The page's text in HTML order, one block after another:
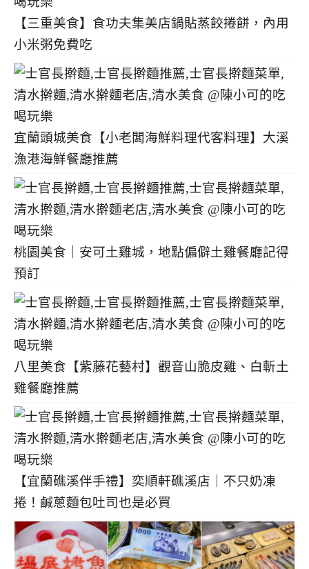
【三重美食】食功夫集美店鍋貼蒸餃捲餅，內用
小米粥免費吃
宜蘭頭城美食【小老闆海鮮料理代客料理】大溪
漁港海鮮餐廳推薦
桃園美食｜安可土雞城，地點偏僻土雞餐廳記得
預訂
八里美食【紫藤花藝村】觀音山脆皮雞、白斬土
雞餐廳推薦
【宜蘭礁溪伴手禮】奕順軒礁溪店｜不只奶凍
捲！鹹蔥麵包吐司也是必買